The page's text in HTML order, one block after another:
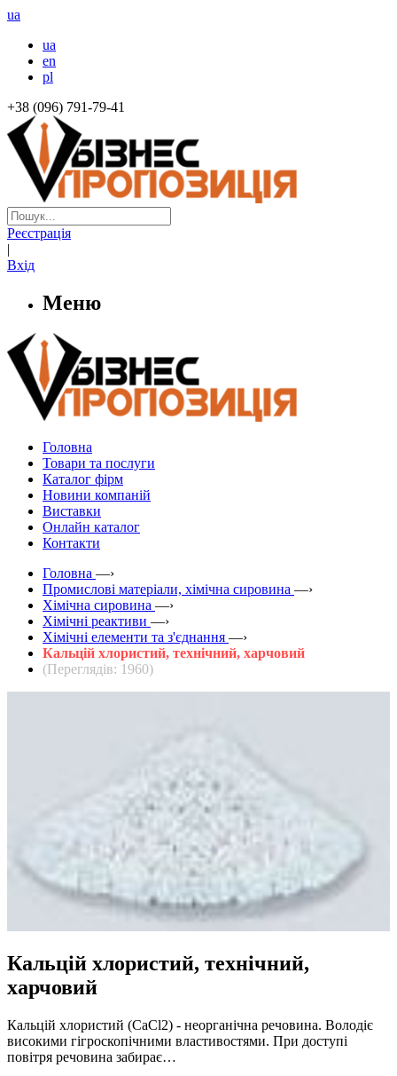
ua
ua
en
pl
+38 (096) 791-79-41
Реєстрація
|
Вхід
Меню
Головна
Товари та послуги
Каталог фірм
Новини компаній
Виставки
Онлайн каталог
Контакти
Головна —›
Промислові матеріали, хімічна сировина —›
Хімічна сировина —›
Хімічні реактиви —›
Хімічні елементи та з'єднання —›
Кальцій хлористий, технічний, харчовий
(Переглядів: 1960)
Кальцій хлористий, технічний,
харчовий
Кальцій хлористий (CaCl2) - неорганічна речовина. Володіє
високими гігроскопічними властивостями. При доступі
повітря речовина забирає…